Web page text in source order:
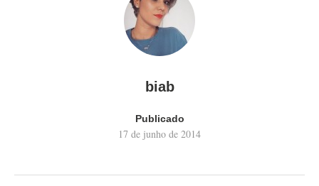
biab
Publicado
17 de junho de 2014